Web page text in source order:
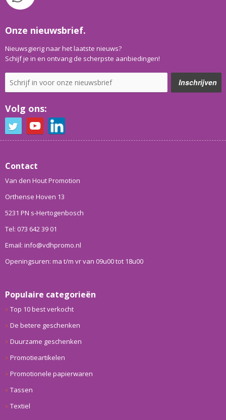
Onze nieuwsbrief.
Nieuwsgierig naar het laatste nieuws?
Schijf je in en ontvang de scherpste aanbiedingen!
Volg ons:
Contact
Van den Hout Promotion
Orthense Hoven 13
5231 PN s-Hertogenbosch
Tel: 073 642 39 01
Email: info@vdhpromo.nl
Openingsuren: ma t/m vr van 09u00 tot 18u00
Populaire categorieën
Top 10 best verkocht
De betere geschenken
Duurzame geschenken
Promotieartikelen
Promotionele papierwaren
Tassen
Textiel